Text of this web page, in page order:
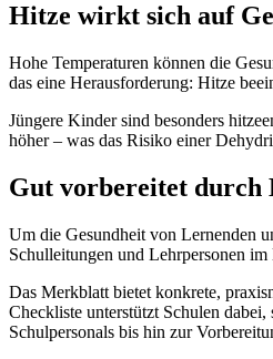
Hitze wirkt sich auf
Hohe Temperaturen können die
das eine Herausforderung: Hitze
Jüngere Kinder sind besonders
höher – was das Risiko einer
Gut vorbereitet durch
Um die Gesundheit von Lernenden
Schulleitungen und Lehrpersonen
Das Merkblatt bietet konkrete,
Checkliste unterstützt Schulen
Schulpersonals bis hin zur